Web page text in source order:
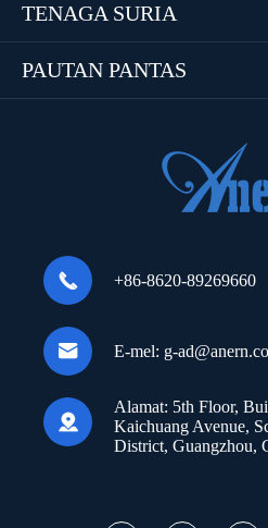
TENAGA SURIA
PAUTAN PANTAS
 +86-8620-89269660
 E-mel: g-

Alamat: 5th Floor,
Kaichuang Avenue,
District, Guangzhou,